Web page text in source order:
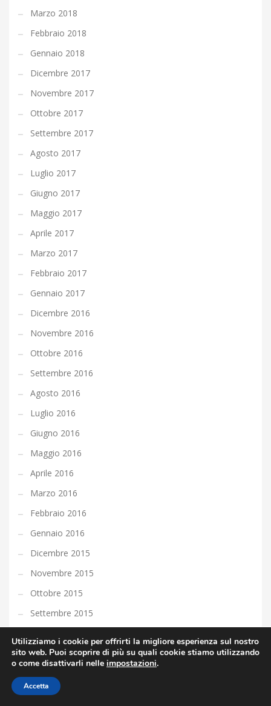
Marzo 2018
Febbraio 2018
Gennaio 2018
Dicembre 2017
Novembre 2017
Ottobre 2017
Settembre 2017
Agosto 2017
Luglio 2017
Giugno 2017
Maggio 2017
Aprile 2017
Marzo 2017
Febbraio 2017
Gennaio 2017
Dicembre 2016
Novembre 2016
Ottobre 2016
Settembre 2016
Agosto 2016
Luglio 2016
Giugno 2016
Maggio 2016
Aprile 2016
Marzo 2016
Febbraio 2016
Gennaio 2016
Dicembre 2015
Novembre 2015
Ottobre 2015
Settembre 2015
Luglio 2015
Maggio 2015
Utilizziamo i cookie per offrirti la migliore esperienza sul nostro
sito web. Puoi scoprire di più su quali cookie stiamo utilizzando
o come disattivarli nelle impostazioni.
Accetta